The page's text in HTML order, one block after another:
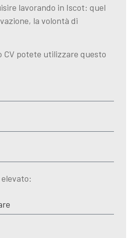
lavorando in Iscot: quel
la volontà di
CV potete utilizzare questo